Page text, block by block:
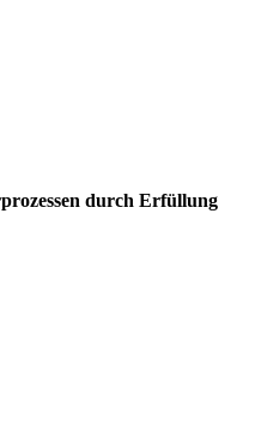
durch Erfüllung